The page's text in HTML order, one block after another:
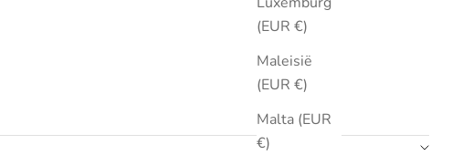
(EUR €)
Maleisië
(EUR €)
Malta (EUR
€)